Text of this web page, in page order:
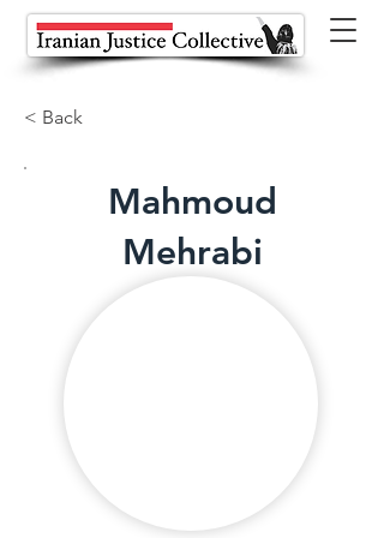
< Back
Mahmoud
Mehrabi